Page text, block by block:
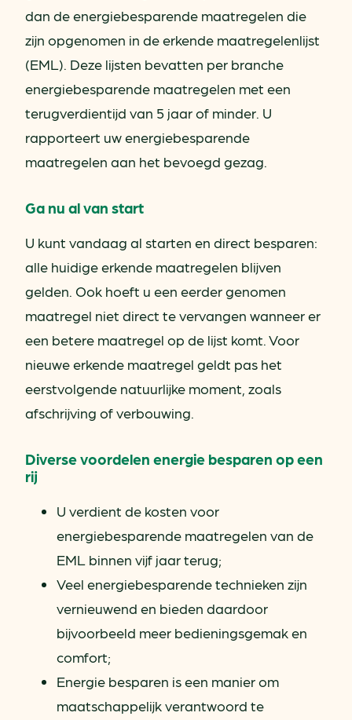
dan de energiebesparende maatregelen die
zijn opgenomen in de erkende maatregelenlijst
(EML). Deze lijsten bevatten per branche
energiebesparende maatregelen met een
terugverdientijd van 5 jaar of minder. U
rapporteert uw energiebesparende
maatregelen aan het bevoegd gezag.
Ga nu al van start
U kunt vandaag al starten en direct besparen:
alle huidige erkende maatregelen blijven
gelden. Ook hoeft u een eerder genomen
maatregel niet direct te vervangen wanneer er
een betere maatregel op de lijst komt. Voor
nieuwe erkende maatregel geldt pas het
eerstvolgende natuurlijke moment, zoals
afschrijving of verbouwing.
Diverse voordelen energie besparen op een
rij
U verdient de kosten voor
energiebesparende maatregelen van de
EML binnen vijf jaar terug;
Veel energiebesparende technieken zijn
vernieuwend en bieden daardoor
bijvoorbeeld meer bedieningsgemak en
comfort;
Energie besparen is een manier om
maatschappelijk verantwoord te